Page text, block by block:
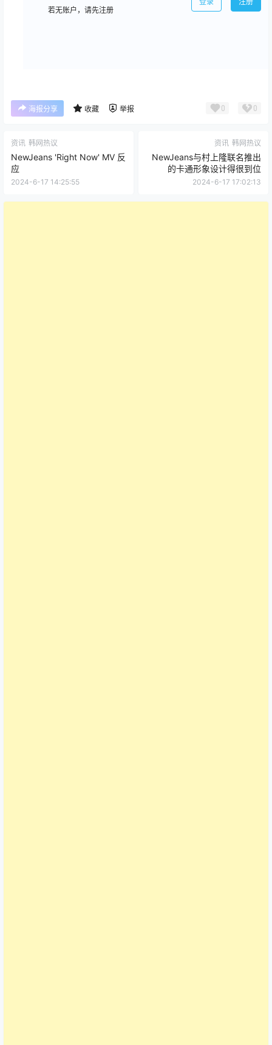
若无账户，请先注册
海报分享 收藏 举报 0 0
资讯 韩网热议
NewJeans 'Right Now' MV 反
应
2024-6-17 14:25:55
资讯 韩网热议
NewJeans与村上隆联名推出
的卡通形象设计得很到位
2024-6-17 17:02:13